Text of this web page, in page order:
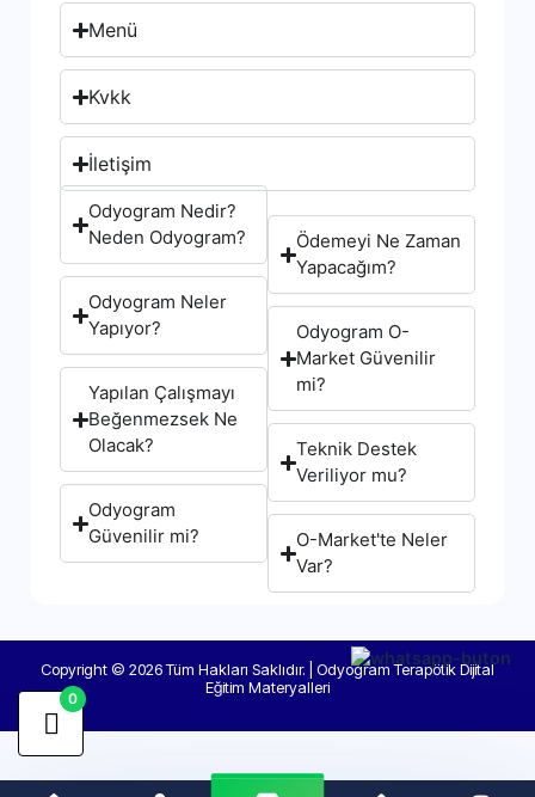
Menü
Kvkk
İletişim
Odyogram Nedir?
Neden Odyogram?
Odyogram Neler
Yapıyor?
Yapılan Çalışmayı
Beğenmezsek Ne
Olacak?
Odyogram
Güvenilir mi?
Ödemeyi Ne Zaman
Yapacağım?
Odyogram O-
Market Güvenilir
mi?
Teknik Destek
Veriliyor mu?
O-Market'te Neler
Var?
Copyright © 2026 Tüm Hakları Saklıdır. | Odyogram Terapötik Dijital
Eğitim Materyalleri
0